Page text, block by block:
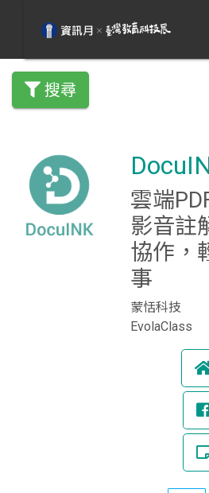
搜尋
雲端
影音註
協作，
事
蒙恬科技
EvolaClass